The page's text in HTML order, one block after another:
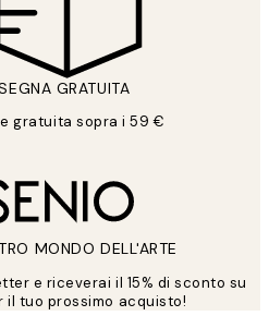
GRATUITA
gratuita sopra i 59 €
MONDO DELL'ARTE
e riceverai il 15% di sconto su
il tuo prossimo acquisto!